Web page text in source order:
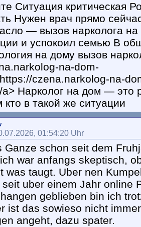
Ситуация критическая
Нужен врач прямо
— вызов нарколога
и успокоил семью В
на дому вызов
na-dom-
czena.narkolog-na-
Нарколог на дом — это
в такой же ситуации
01:54:20 Uhr
Ganze schon seit dem
war anfangs skeptisch,
was taugt. Uber nen
uber einem Jahr online
geblieben bin ich
ist das sowieso nicht
angeht, dazu spater.